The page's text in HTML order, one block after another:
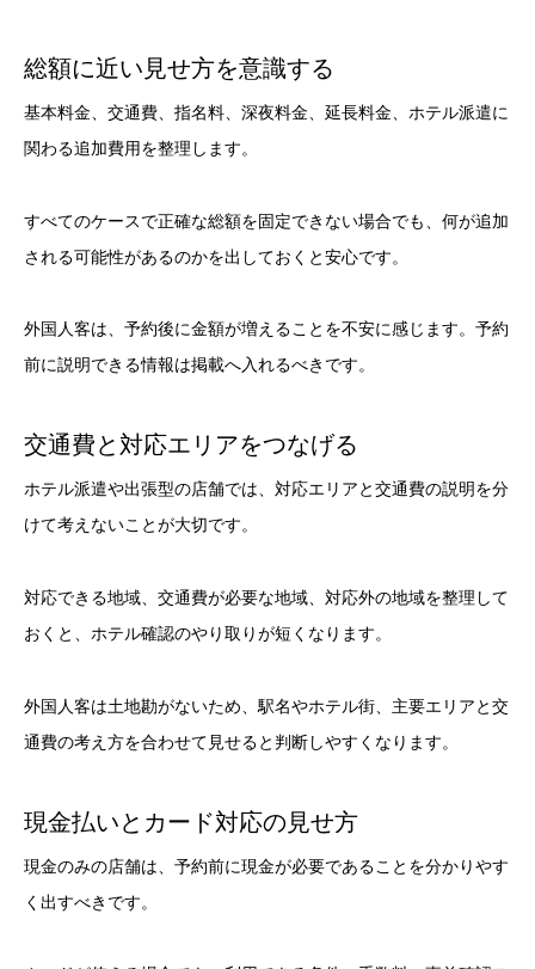
総額に近い見せ方を意識する
基本料金、交通費、指名料、深夜料金、延長料金、ホテル派遣に
関わる追加費用を整理します。
すべてのケースで正確な総額を固定できない場合でも、何が追加
される可能性があるのかを出しておくと安心です。
外国人客は、予約後に金額が増えることを不安に感じます。予約
前に説明できる情報は掲載へ入れるべきです。
交通費と対応エリアをつなげる
ホテル派遣や出張型の店舗では、対応エリアと交通費の説明を分
けて考えないことが大切です。
対応できる地域、交通費が必要な地域、対応外の地域を整理して
おくと、ホテル確認のやり取りが短くなります。
外国人客は土地勘がないため、駅名やホテル街、主要エリアと交
通費の考え方を合わせて見せると判断しやすくなります。
現金払いとカード対応の見せ方
現金のみの店舗は、予約前に現金が必要であることを分かりやす
く出すべきです。